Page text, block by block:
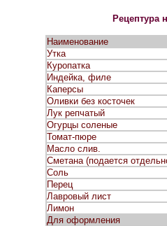
Рецептура
Наименование
Утка
Куропатка
Индейка, филе
Каперсы
Оливки без косточек
Лук репчатый
Огурцы соленые
Томат-пюре
Масло слив.
Сметана (подается
Соль
Перец
Лавровый лист
Лимон
Для оформления